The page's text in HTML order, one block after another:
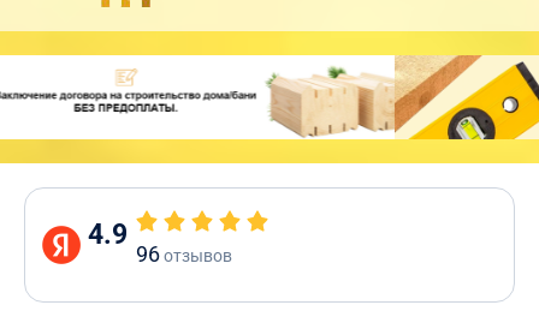
4.9
96отзывов